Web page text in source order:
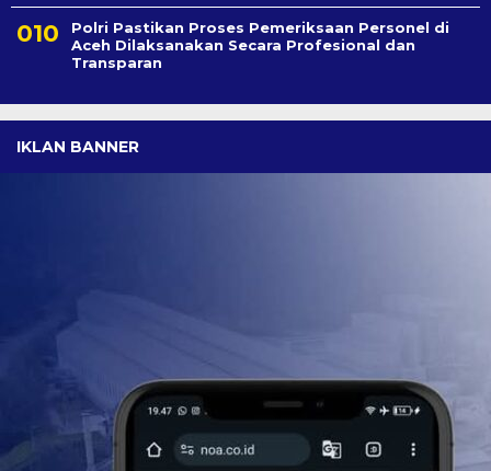
Polri Pastikan Proses Pemeriksaan Personel di
Aceh Dilaksanakan Secara Profesional dan
Transparan
IKLAN BANNER